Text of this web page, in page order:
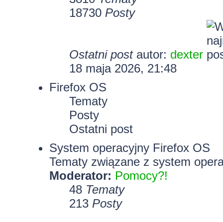
18730 Posty
Ostatni postautor: dexter
18 maja 2026, 21:48
Firefox OS
Tematy
Posty
Ostatni post
System operacyjny Firefox OS
Tematy związane z system
Moderator: Pomocy?!
48 Tematy
213 Posty